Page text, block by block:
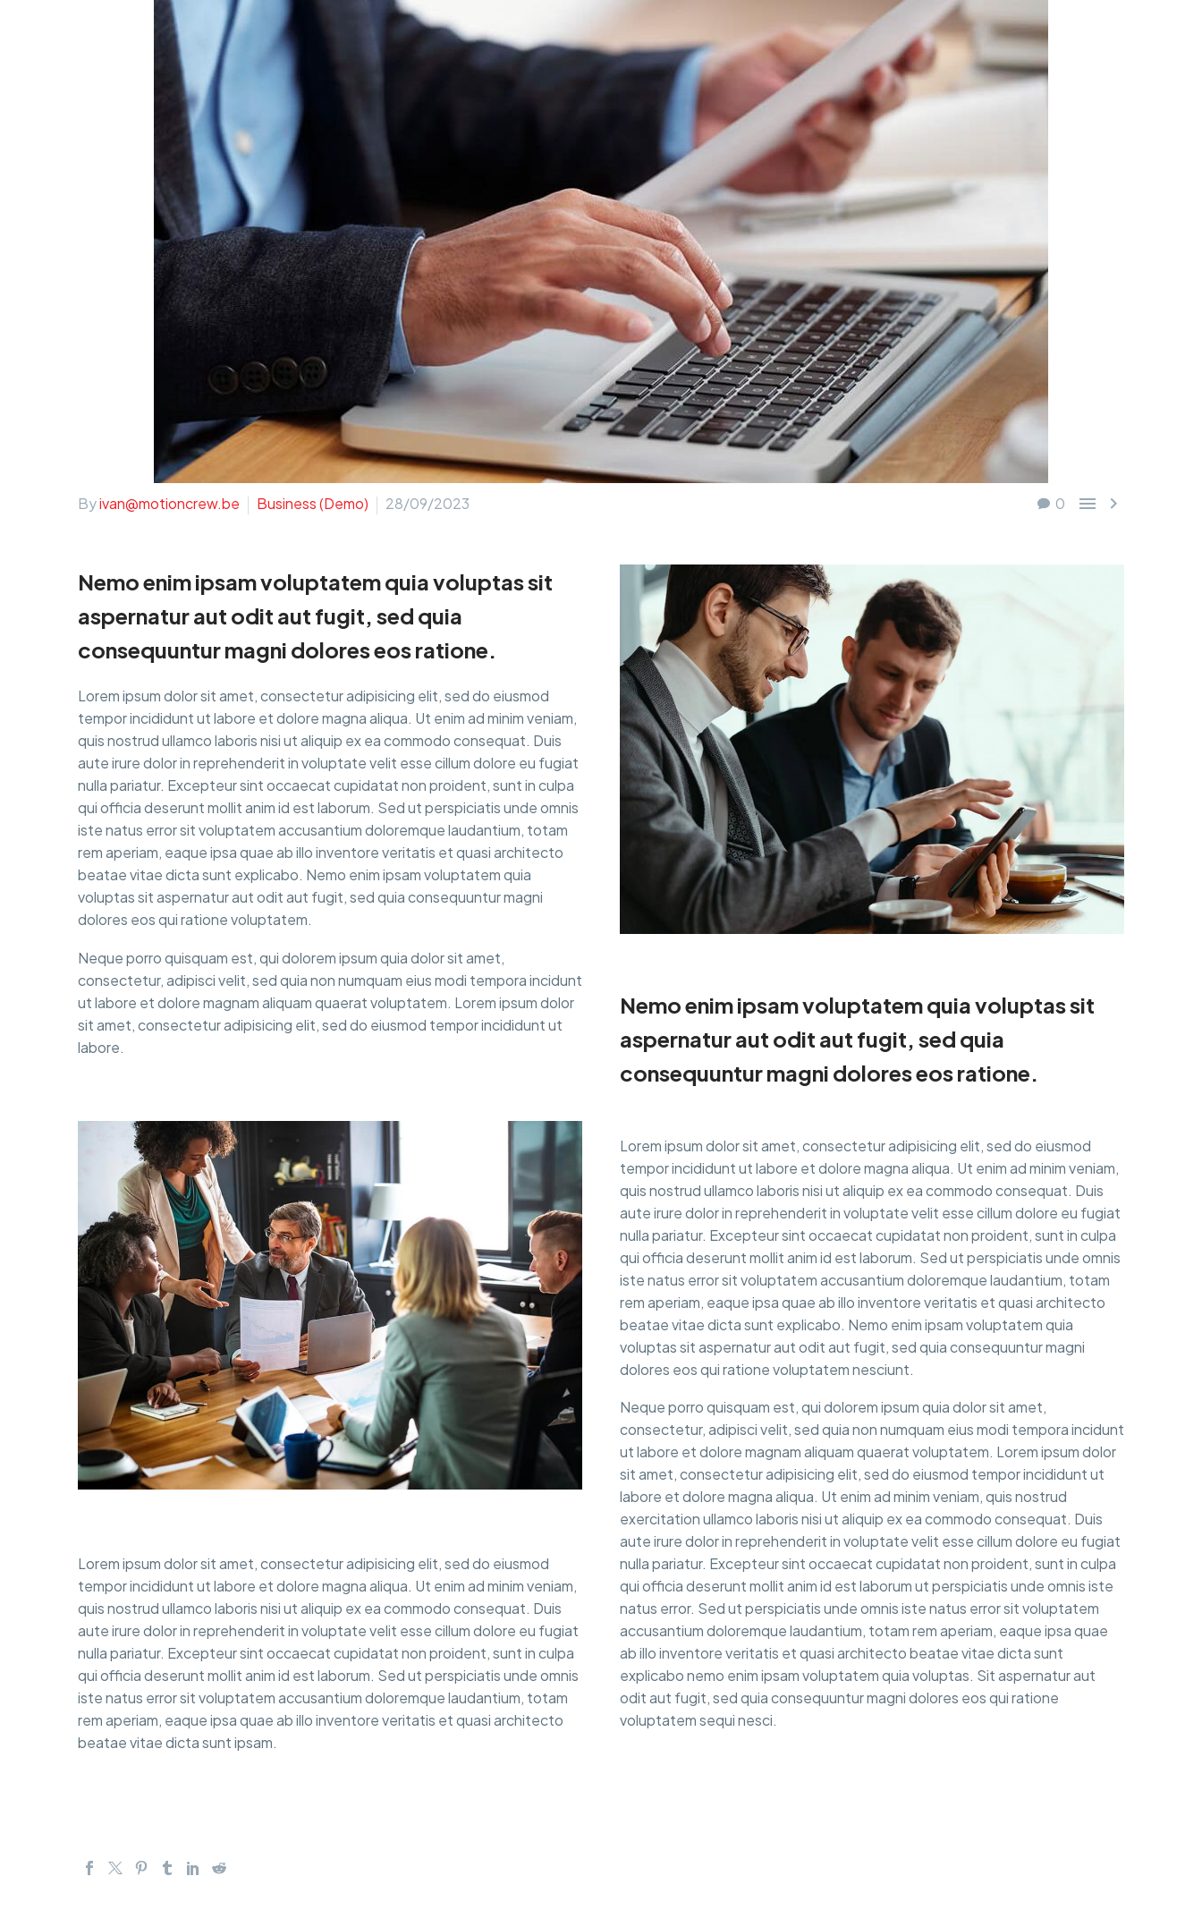
0  
Byivan@motioncrew.be Business (Demo) 28/09/2023
Nemo enim ipsam voluptatem quia voluptas sit
aspernatur aut odit aut fugit, sed quia
consequuntur magni dolores eos ratione.
Lorem ipsum dolor sit amet, consectetur adipisicing elit, sed do eiusmod
tempor incididunt ut labore et dolore magna aliqua. Ut enim ad minim veniam,
quis nostrud ullamco laboris nisi ut aliquip ex ea commodo consequat. Duis
aute irure dolor in reprehenderit in voluptate velit esse cillum dolore eu fugiat
nulla pariatur. Excepteur sint occaecat cupidatat non proident, sunt in culpa
qui officia deserunt mollit anim id est laborum. Sed ut perspiciatis unde omnis
iste natus error sit voluptatem accusantium doloremque laudantium, totam
rem aperiam, eaque ipsa quae ab illo inventore veritatis et quasi architecto
beatae vitae dicta sunt explicabo. Nemo enim ipsam voluptatem quia
voluptas sit aspernatur aut odit aut fugit, sed quia consequuntur magni
dolores eos qui ratione voluptatem.
Neque porro quisquam est, qui dolorem ipsum quia dolor sit amet,
consectetur, adipisci velit, sed quia non numquam eius modi tempora incidunt
ut labore et dolore magnam aliquam quaerat voluptatem. Lorem ipsum dolor
sit amet, consectetur adipisicing elit, sed do eiusmod tempor incididunt ut
labore.
Lorem ipsum dolor sit amet, consectetur adipisicing elit, sed do eiusmod
tempor incididunt ut labore et dolore magna aliqua. Ut enim ad minim veniam,
quis nostrud ullamco laboris nisi ut aliquip ex ea commodo consequat. Duis
aute irure dolor in reprehenderit in voluptate velit esse cillum dolore eu fugiat
nulla pariatur. Excepteur sint occaecat cupidatat non proident, sunt in culpa
qui officia deserunt mollit anim id est laborum. Sed ut perspiciatis unde omnis
iste natus error sit voluptatem accusantium doloremque laudantium, totam
rem aperiam, eaque ipsa quae ab illo inventore veritatis et quasi architecto
beatae vitae dicta sunt ipsam.
Nemo enim ipsam voluptatem quia voluptas sit
aspernatur aut odit aut fugit, sed quia
consequuntur magni dolores eos ratione.
Lorem ipsum dolor sit amet, consectetur adipisicing elit, sed do eiusmod
tempor incididunt ut labore et dolore magna aliqua. Ut enim ad minim veniam,
quis nostrud ullamco laboris nisi ut aliquip ex ea commodo consequat. Duis
aute irure dolor in reprehenderit in voluptate velit esse cillum dolore eu fugiat
nulla pariatur. Excepteur sint occaecat cupidatat non proident, sunt in culpa
qui officia deserunt mollit anim id est laborum. Sed ut perspiciatis unde omnis
iste natus error sit voluptatem accusantium doloremque laudantium, totam
rem aperiam, eaque ipsa quae ab illo inventore veritatis et quasi architecto
beatae vitae dicta sunt explicabo. Nemo enim ipsam voluptatem quia
voluptas sit aspernatur aut odit aut fugit, sed quia consequuntur magni
dolores eos qui ratione voluptatem nesciunt.
Neque porro quisquam est, qui dolorem ipsum quia dolor sit amet,
consectetur, adipisci velit, sed quia non numquam eius modi tempora incidunt
ut labore et dolore magnam aliquam quaerat voluptatem. Lorem ipsum dolor
sit amet, consectetur adipisicing elit, sed do eiusmod tempor incididunt ut
labore et dolore magna aliqua. Ut enim ad minim veniam, quis nostrud
exercitation ullamco laboris nisi ut aliquip ex ea commodo consequat. Duis
aute irure dolor in reprehenderit in voluptate velit esse cillum dolore eu fugiat
nulla pariatur. Excepteur sint occaecat cupidatat non proident, sunt in culpa
qui officia deserunt mollit anim id est laborum ut perspiciatis unde omnis iste
natus error. Sed ut perspiciatis unde omnis iste natus error sit voluptatem
accusantium doloremque laudantium, totam rem aperiam, eaque ipsa quae
ab illo inventore veritatis et quasi architecto beatae vitae dicta sunt
explicabo nemo enim ipsam voluptatem quia voluptas. Sit aspernatur aut
odit aut fugit, sed quia consequuntur magni dolores eos qui ratione
voluptatem sequi nesci.